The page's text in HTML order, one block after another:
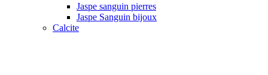
Jaspe sanguin pierres
Jaspe Sanguin bijoux
Calcite